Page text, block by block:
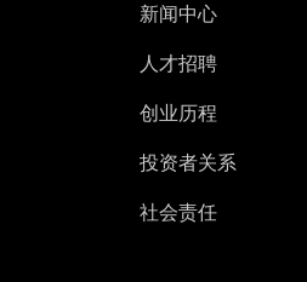
新闻中心
人才招聘
创业历程
投资者关系
社会责任